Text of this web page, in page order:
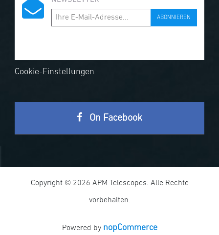
ABONNIEREN
Cookie-Einstellungen
On Facebook
Copyright © 2026 APM Telescopes. Alle Rechte
vorbehalten.
Powered by nopCommerce